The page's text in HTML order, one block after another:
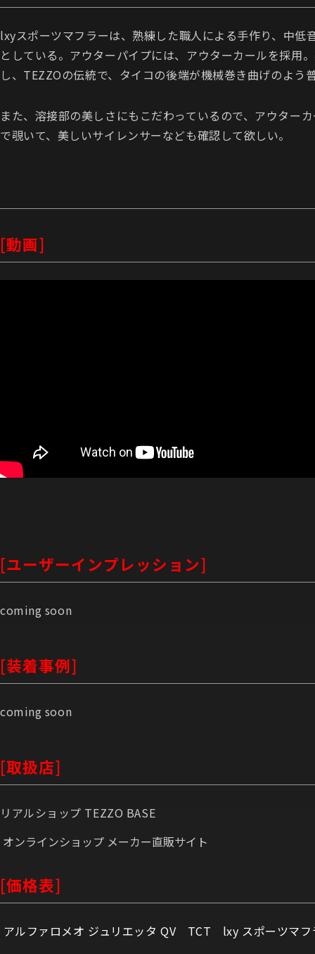
lxyスポーツマフラーは、熟練した職人による手作り、中
としている。アウターパイプには、アウターカールを採用
し、TEZZOの伝統で、タイコの後端が機械巻き曲げのよ
また、溶接部の美しさにもこだわっているので、アウター
で覗いて、美しいサイレンサーなども確認して欲しい。
[動画]
[ユーザーインプレッション]
coming soon
[装着事例]
coming soon
[取扱店]
リアルショップ TEZZO BASE
オンラインショップ メーカー直販サイト
[価格表]
アルファロメオ ジュリエッタ QV TCT lxy スポーツマフ